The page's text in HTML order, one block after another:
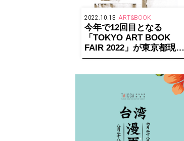
2022.10.13 ART&BOOK
今年で12回目となる
「TOKYO ART BOOK
FAIR 2022」が東京都現代
美術館で開催！